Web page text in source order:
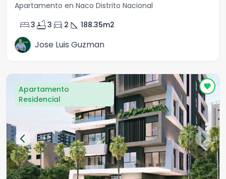
Apartamento en Naco Distrito Nacional
bed3 bathtub3 directions_car 2 square_foot 188.35m2
Jose Luis Guzman
Apartamento
Residencial